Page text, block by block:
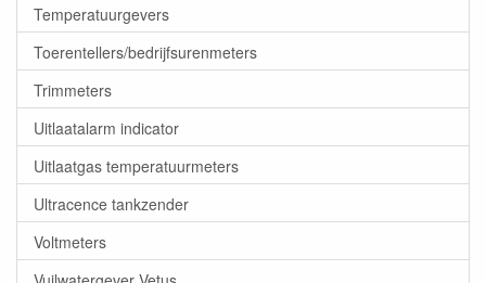
Temperatuurgevers
Toerentellers/bedrijfsurenmeters
Trimmeters
Uitlaatalarm indicator
Uitlaatgas temperatuurmeters
Ultracence tankzender
Voltmeters